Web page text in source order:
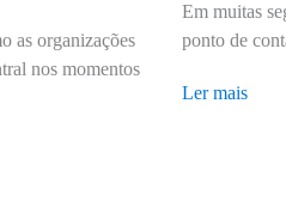
as organizações
nos momentos
Em muitas
ponto de
Ler mais